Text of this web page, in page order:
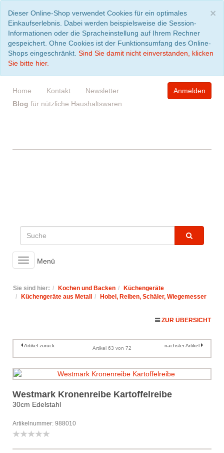
×
Dieser Online-Shop verwendet Cookies für ein optimales
Einkaufserlebnis. Dabei werden beispielsweise die Session-
Informationen oder die Spracheinstellung auf Ihrem Rechner
gespeichert. Ohne Cookies ist der Funktionsumfang des Online-
Shops eingeschränkt. Sind Sie damit nicht einverstanden, klicken
Sie bitte hier.
Home Kontakt
Newsletter
Blog für nützliche Haushaltswaren
Anmelden
Toggle
navigation
Menü
Sie sind hier: Kochen und Backen
Küchengeräte
Küchengeräte aus Metall
Hobel, Reiben, Schäler, Wiegemesser
ZUR ÜBERSICHT
Artikel zurück Artikel 63 von 72 nächster Artikel
Westmark Kronenreibe Kartoffelreibe
30cm Edelstahl
Artikelnummer: 988010